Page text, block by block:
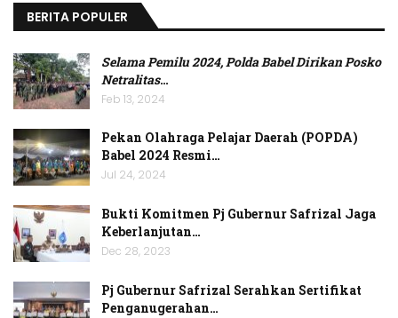
BERITA POPULER
Selama Pemilu 2024, Polda Babel Dirikan Posko
Netralitas…
Feb 13, 2024
Pekan Olahraga Pelajar Daerah (POPDA)
Babel 2024 Resmi…
Jul 24, 2024
Bukti Komitmen Pj Gubernur Safrizal Jaga
Keberlanjutan…
Dec 28, 2023
Pj Gubernur Safrizal Serahkan Sertifikat
Penganugerahan…